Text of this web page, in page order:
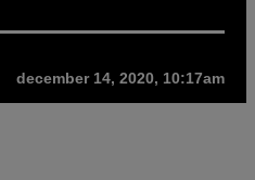
december 14, 2020, 10:17am